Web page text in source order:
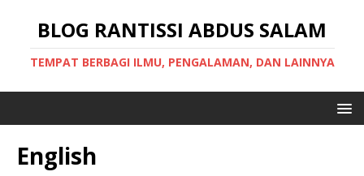
BLOG RANTISSI ABDUS SALAM
TEMPAT BERBAGI ILMU, PENGALAMAN, DAN LAINNYA
English